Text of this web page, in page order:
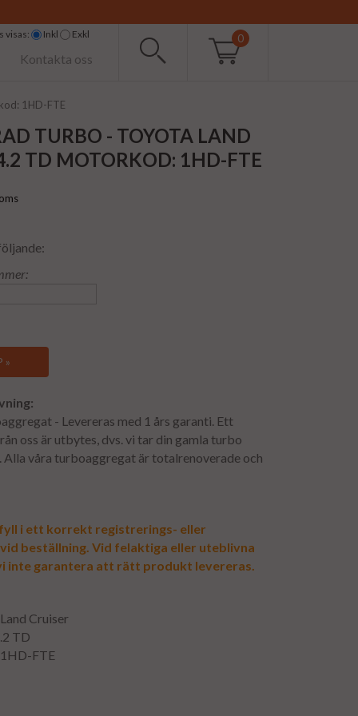
0
visas: Inkl Exkl
Kontakta oss
1HD-FTE
TURBO - TOYOTA LAND
TD MOTORKOD: 1HD-FTE
»
- Levereras med 1 års garanti. Ett
oss är utbytes, dvs. vi tar din gamla turbo
Alla våra turboaggregat är totalrenoverade och
i ett korrekt registrerings- eller
beställning. Vid felaktiga eller uteblivna
inte garantera att rätt produkt levereras.
Cruiser
TD
FTE